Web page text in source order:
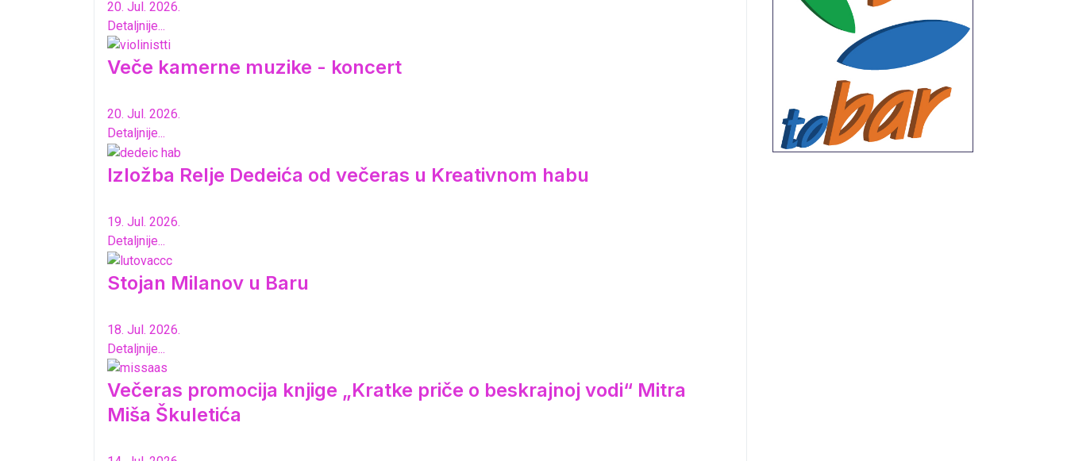
20. Jul. 2026.
Detaljnije...
Veče kamerne muzike - koncert
20. Jul. 2026.
Detaljnije...
Izložba Relje Dedeića od večeras u Kreativnom habu
19. Jul. 2026.
Detaljnije...
Stojan Milanov u Baru
18. Jul. 2026.
Detaljnije...
Večeras promocija knjige „Kratke priče o beskrajnoj vodi“ Mitra
Miša Škuletića